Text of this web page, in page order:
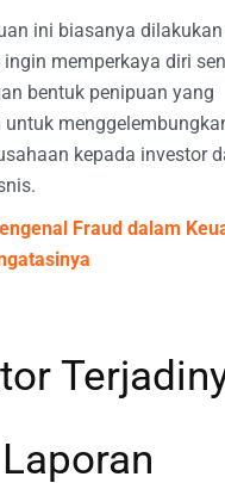
ini biasanya
memperkaya diri
bentuk penipuan yang
kepada investor
Fraud dalam